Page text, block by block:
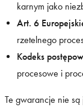
karnym jako
Art. 6
rzetelnego
Kodeks
procesowe i
Te gwarancje nie